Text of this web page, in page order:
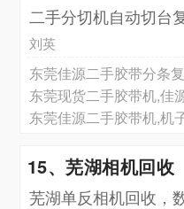
二手分切机自动切台
刘英
东莞佳源二手胶带分条
东莞现货二手胶带机,佳
东莞佳源二手胶带机,机
15、芜湖相机回收
芜湖单反相机回收，